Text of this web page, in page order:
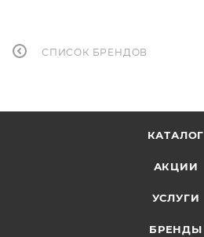
СПИСОК БРЕНДОВ
КАТАЛОГ
АКЦИИ
УСЛУГИ
БРЕНДЫ